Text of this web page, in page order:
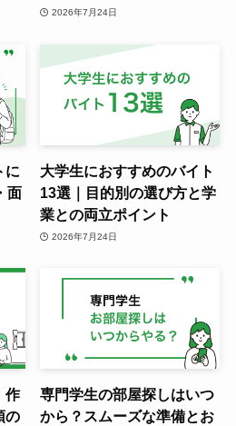
2026年7月24日
に
面
大学生におすすめのバイト
13選｜目的別の選び方と学
業との両立ポイント
2026年7月24日
作
の
専門学生の部屋探しはいつ
から？スムーズな準備とお